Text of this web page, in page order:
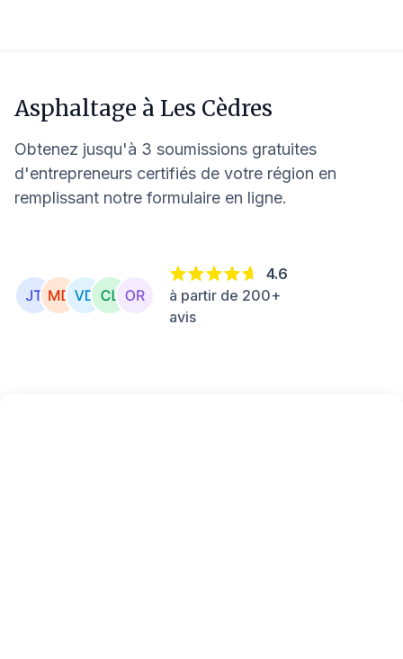
Asphaltage à Les Cèdres
Obtenez jusqu'à 3 soumissions gratuites
d'entrepreneurs certifiés de votre région en
remplissant notre formulaire en ligne.
4.6
à partir de 200+
avis